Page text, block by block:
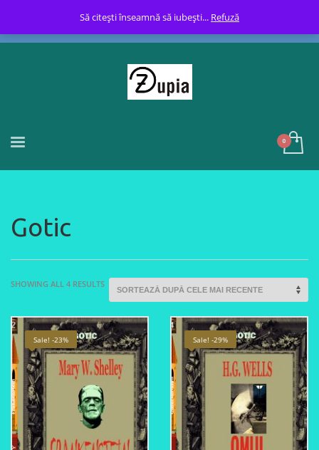
Gotic
SHOWING ALL 4 RESULTSSORTED
Sale! -23% Sale! -29%
Să citești înseamnă să iubești... Refuză